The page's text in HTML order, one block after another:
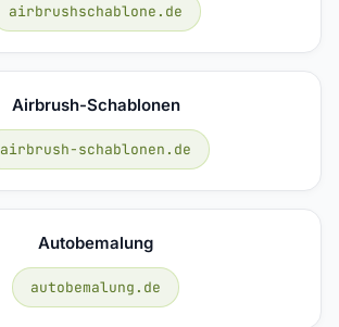
airbrushschablone.de
Airbrush-Schablonen
airbrush-schablonen.de
Autobemalung
autobemalung.de